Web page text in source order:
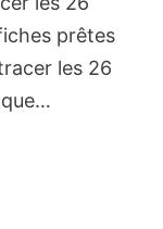
prêtes
les 26